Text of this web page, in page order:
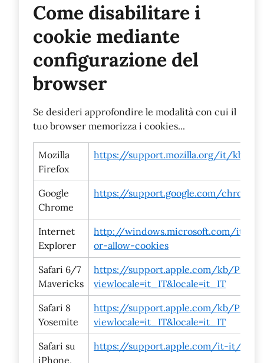
Come disabilitare i
cookie mediante
configurazione del
browser
Se desideri approfondire le modalità con cui il
tuo browser memorizza i cookies...
Mozilla
Firefox
https://support.mozilla.org/it/kb/
Google
Chrome
https://support.google.com/chrome/
Internet
Explorer
http://windows.microsoft.com/it-it/
or-allow-cookies
Safari 6/7
Mavericks
https://support.apple.com/kb/
viewlocale=it_IT&locale=it_IT
Safari 8
Yosemite
https://support.apple.com/kb/
viewlocale=it_IT&locale=it_IT
Safari su
iPhone,
https://support.apple.com/it-it/